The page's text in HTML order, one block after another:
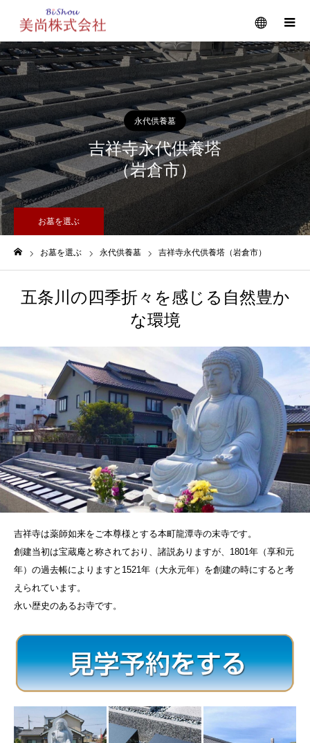
メニュー
永代供養墓
吉祥寺永代供養塔
（岩倉市）
お墓を選ぶ
お墓を選ぶ 永代供養墓 吉祥寺永代供養塔（岩倉市）
五条川の四季折々を感じる自然豊か
な環境
吉祥寺は薬師如来をご本尊様とする本町龍潭寺の末寺です。
創建当初は宝蔵庵と称されており、諸説ありますが、1801年（享和元
年）の過去帳によりますと1521年（大永元年）を創建の時にすると考
えられています。
永い歴史のあるお寺です。